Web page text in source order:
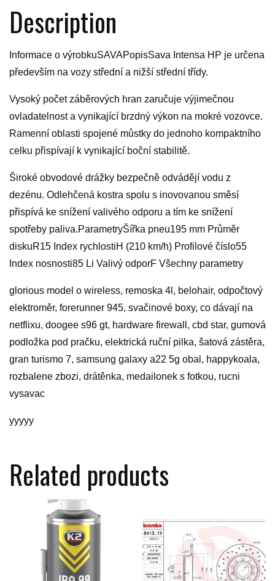
Description
Informace o výrobkuSAVAPopisSava Intensa HP je určena
především na vozy střední a nižší střední třídy.
Vysoký počet záběrových hran zaručuje výjimečnou
ovladatelnost a vynikající brzdný výkon na mokré vozovce.
Ramenní oblasti spojené můstky do jednoho kompaktního
celku přispívají k vynikající boční stabilitě.
Široké obvodové drážky bezpečně odvádějí vodu z
dezénu. Odlehčená kostra spolu s inovovanou směsí
přispívá ke snížení valivého odporu a tím ke snížení
spotřeby paliva.ParametryŠířka pneu195 mm Průměr
diskuR15 Index rychlostiH (210 km/h) Profilové číslo55
Index nosnosti85 Li Valivý odporF Všechny parametry
glorious model o wireless, remoska 4l, belohair, odpočtový
elektroměr, forerunner 945, svačinové boxy, co dávají na
netflixu, doogee s96 gt, hardware firewall, cbd star, gumová
podložka pod pračku, elektrická ruční pilka, šatová zástěra,
gran turismo 7, samsung galaxy a22 5g obal, happykoala,
rozbalene zbozi, drátěnka, medailonek s fotkou, rucni
vysavac
yyyyy
Related products